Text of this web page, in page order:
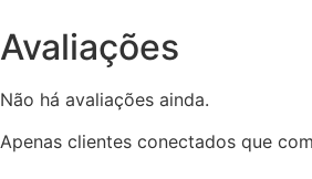
Avaliações
Não há avaliações ainda.
Apenas clientes conectados que